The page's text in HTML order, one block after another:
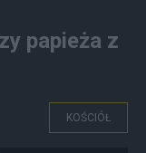
papieża z
KOŚCIÓŁ